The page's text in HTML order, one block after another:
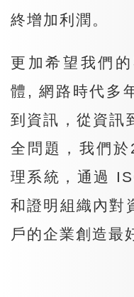
終增加利潤。
更加希望我們
體, 網路時代多
到資訊，從資訊
全問題，我們
理系統，通過
和證明組織內對
戶的企業創造最